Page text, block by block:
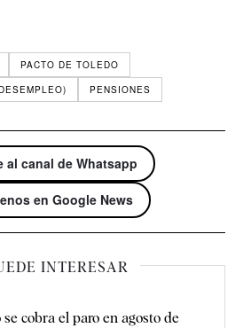
PACTO DE TOLEDO
PENSIONES
al canal de Whatsapp
en Google News
INTERESAR
cobra el paro en agosto de